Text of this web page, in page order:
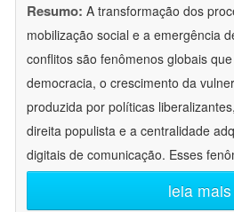
Resumo: A transformação dos
mobilização social e a emergência
conflitos são fenômenos globais
democracia, o crescimento da
produzida por políticas
direita populista e a centralidade
digitais de comunicação. Esses
leia mais